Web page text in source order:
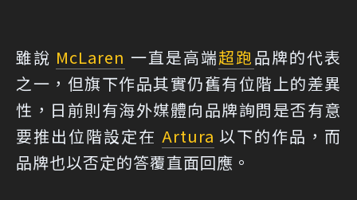
雖說 McLaren 一直是高端超跑品牌的代表
之一，但旗下作品其實仍舊有位階上的差異
性，日前則有海外媒體向品牌詢問是否有意
要推出位階設定在 Artura 以下的作品，而
品牌也以否定的答覆直面回應。